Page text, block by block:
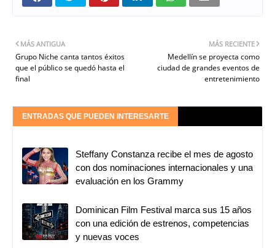
MÁS RECIENTE
Medellín se proyecta como
ciudad de grandes eventos de
entretenimiento
MÁS ANTIGUA
Grupo Niche canta tantos éxitos
que el público se quedó hasta el
final
ENTRADAS QUE PUEDEN INTERESARTE
Steffany Constanza recibe el mes de agosto
con dos nominaciones internacionales y una
evaluación en los Grammy
Dominican Film Festival marca sus 15 años
con una edición de estrenos, competencias
y nuevas voces